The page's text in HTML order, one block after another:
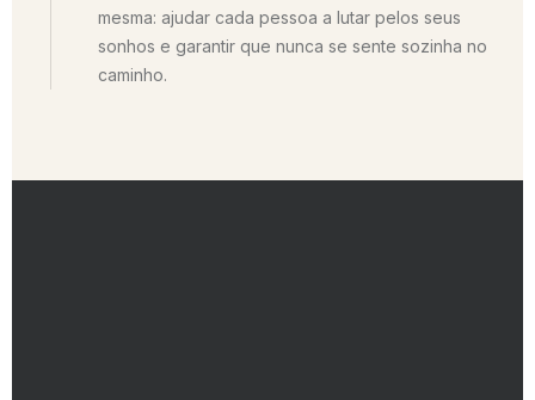
mesma: ajudar cada pessoa a lutar pelos seus
sonhos e garantir que nunca se sente sozinha no
caminho.